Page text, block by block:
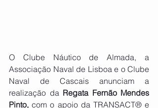
O Clube Náutico de Almada, a
Associação Naval de Lisboa e o Clube
Naval de Cascais anunciam a
realização da Regata Fernão Mendes
Pinto, com o apoio da TRANSACT® e